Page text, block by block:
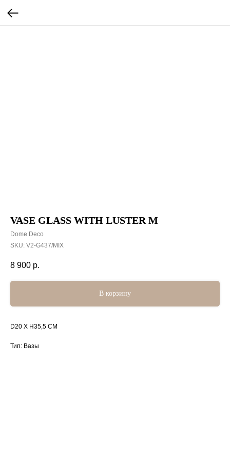
VASE GLASS WITH LUSTER M
Dome Deco
SKU: V2-G437/MIX
8 900 р.
В корзину
D20 X H35,5 CM
Тип: Вазы